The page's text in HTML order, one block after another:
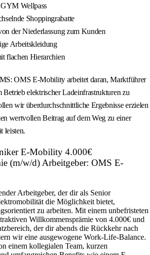
Wellpass
Shoppingrabatte
der Niederlassung zum Kunden
Arbeitskleidung
flachen Hierarchien
OMS E-Mobility arbeitet daran, Marktführer
elektrischer Ladeinfrastrukturen zu
wir überdurchschnittliche Ergebnisse erzielen
wertvollen Beitrag auf dem Weg zu einer
leisten.
E-Mobility 4.000€
(m/w/d) Arbeitgeber: OMS E-
Arbeitgeber, der dir als Senior
die Möglichkeit bietet,
zu arbeiten. Mit einem unbefristeten
Willkommensprämie von 4.000€ und
der dir abends die Rückkehr nach
wir eine ausgewogene Work-Life-Balance.
einem kollegialen Team, kurzen